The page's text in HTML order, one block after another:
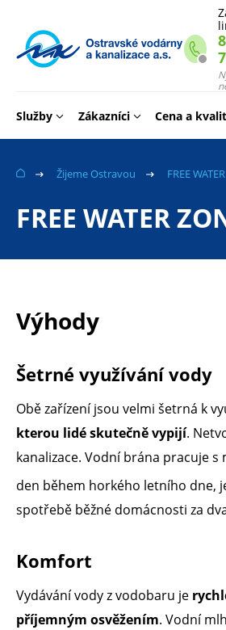
Webové
míru
Služby Zákazníci Cena a
Žijeme Ostravou FREE
FREE WATER
Výhody
Šetrné využívání vody
Obě zařízení jsou velmi šetrná k
kterou lidé skutečně vypijí.
kanalizace. Vodní brána pracuje
den během horkého letního dne,
spotřebě běžné domácnosti za
Komfort
Vydávání vody z vodobaru je
příjemným osvěžením. Vodní